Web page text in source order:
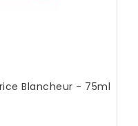
Blancheur - 75ml